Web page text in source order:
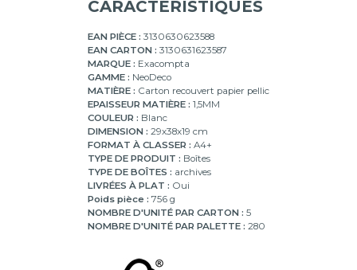
CARACTÉRISTIQUES
EAN PIÈCE : 3130630623588
EAN CARTON : 3130631623587
MARQUE : Exacompta
GAMME : NeoDeco
MATIÈRE : Carton recouvert papier pellic
EPAISSEUR MATIÈRE : 1,5MM
COULEUR : Blanc
DIMENSION : 29x38x19 cm
FORMAT À CLASSER : A4+
TYPE DE PRODUIT : Boîtes
TYPE DE BOÎTES : archives
LIVRÉES À PLAT : Oui
Poids pièce : 756 g
NOMBRE D'UNITÉ PAR CARTON : 5
NOMBRE D'UNITÉ PAR PALETTE : 280